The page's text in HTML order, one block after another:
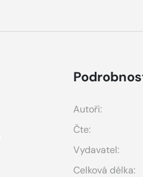
Autoři:
Čte:
Vydavatel:
Celková délka: